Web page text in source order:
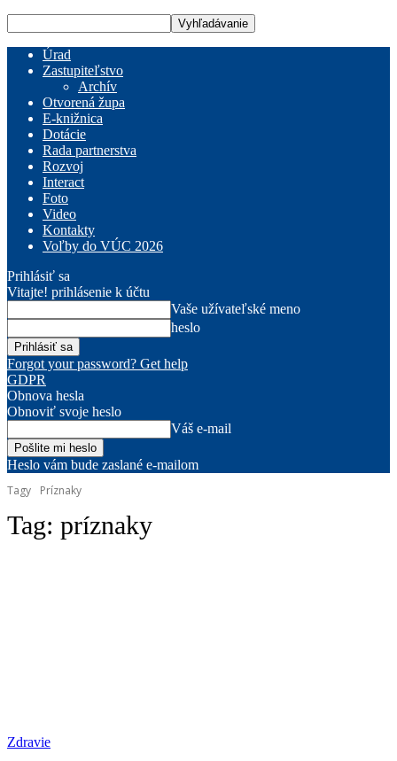
Úrad
Zastupiteľstvo
Archív
Otvorená župa
E-knižnica
Dotácie
Rada partnerstva
Rozvoj
Interact
Foto
Video
Kontakty
Voľby do VÚC 2026
Prihlásiť sa
Vitajte! prihlásenie k účtu
Vaše užívateľské meno
heslo
Forgot your password? Get help
GDPR
Obnova hesla
Obnoviť svoje heslo
Váš e-mail
Heslo vám bude zaslané e-mailom
Tagy
Príznaky
Tag: príznaky
Zdravie